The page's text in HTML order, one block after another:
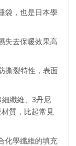
袋，也是日本學
失去保暖效果高
撕裂特性，表面
細纖維、3丹尼
質，比起常見
化學纖維的填充